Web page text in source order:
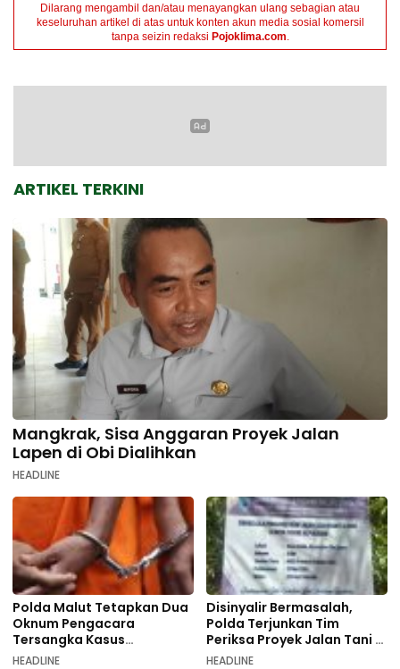
Dilarang mengambil dan/atau menayangkan ulang sebagian atau
keseluruhan artikel di atas untuk konten akun media sosial komersil
tanpa seizin redaksi Pojoklima.com
ARTIKEL TERKINI
Mangkrak, Sisa Anggaran Proyek Jalan
Lapen di Obi Dialihkan
HEADLINE
Polda Malut Tetapkan Dua
Oknum Pengacara
Tersangka Kasus
Pemalsuan Dokumen
HEADLINE
Disinyalir Bermasalah,
Polda Terjunkan Tim
Periksa Proyek Jalan Tani di
Galala
HEADLINE